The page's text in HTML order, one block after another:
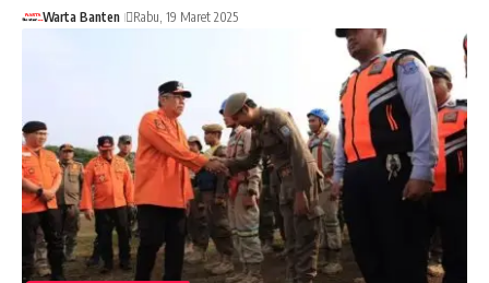
Warta Banten Rabu, 19 Maret 2025